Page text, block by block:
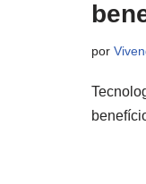
por